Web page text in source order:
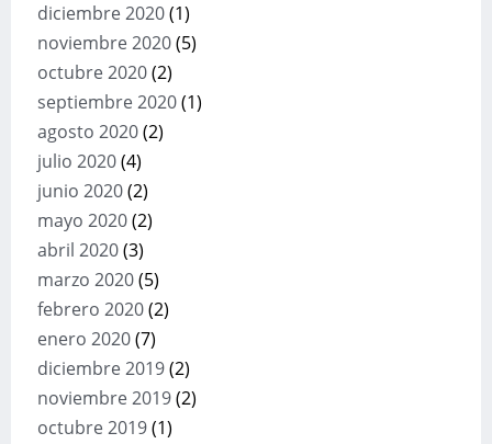
diciembre 2020(1)
noviembre 2020(5)
octubre 2020(2)
septiembre 2020(1)
agosto 2020(2)
julio 2020(4)
junio 2020(2)
mayo 2020(2)
abril 2020(3)
marzo 2020(5)
febrero 2020(2)
enero 2020(7)
diciembre 2019(2)
noviembre 2019(2)
octubre 2019(1)